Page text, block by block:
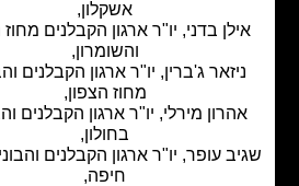
בדני, יו"ר ארגון הקבלנים מחוז השרון
והשומרון,
ג'ברין, יו"ר ארגון הקבלנים והבונים
מחוז הצפון,
מירלי, יו"ר ארגון הקבלנים והבונים
עופר, יו"ר ארגון הקבלנים והבונים מחוז